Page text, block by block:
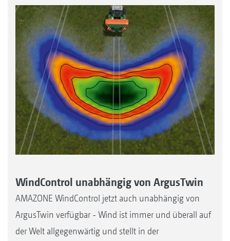
WindControl unabhängig von ArgusTwin
AMAZONE WindControl jetzt auch unabhängig von
ArgusTwin verfügbar - Wind ist immer und überall auf
der Welt allgegenwärtig und stellt in der